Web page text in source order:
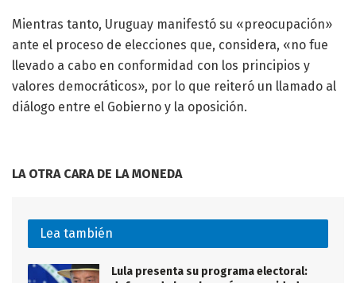
Mientras tanto, Uruguay manifestó su «preocupación»
ante el proceso de elecciones que, considera, «no fue
llevado a cabo en conformidad con los principios y
valores democráticos», por lo que reiteró un llamado al
diálogo entre el Gobierno y la oposición.
LA OTRA CARA DE LA MONEDA
Lea también
Lula presenta su programa electoral: